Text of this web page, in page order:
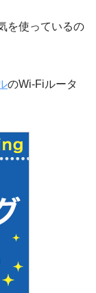
を使っているの
のWi-Fiルータ